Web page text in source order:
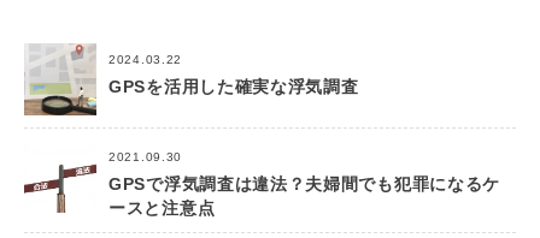
2024.03.22
GPSを活用した確実な浮気調査
2021.09.30
GPSで浮気調査は違法？夫婦間でも犯罪になるケ
ースと注意点